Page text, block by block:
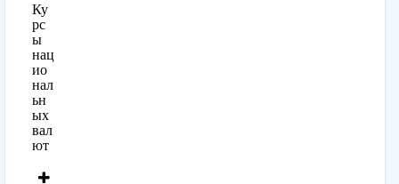
Ку
рс
ы
нац
ио
нал
ьн
ых
вал
ют